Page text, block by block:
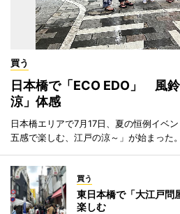
買う
日本橋で「ECO EDO」 風
涼」体感
日本橋エリアで7月17日、夏の恒例イベ
五感で楽しむ、江戸の涼～」が始まった。
買う
東日本橋で「大江戸
楽しむ